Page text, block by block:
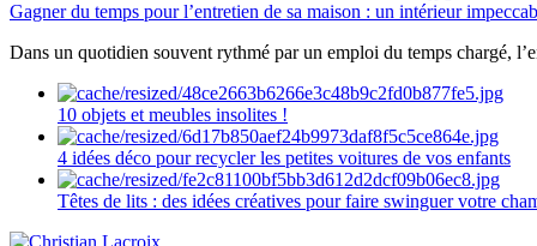
Gagner du temps pour l’entretien de sa maison : un intérieur
Dans un quotidien souvent rythmé par un emploi du temps chargé,
10 objets et meubles insolites !
4 idées déco pour recycler les petites voitures de vos enfants
Têtes de lits : des idées créatives pour faire swinguer votre